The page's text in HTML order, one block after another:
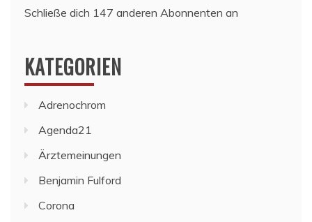
Schließe dich 147 anderen Abonnenten an
KATEGORIEN
Adrenochrom
Agenda21
Ärztemeinungen
Benjamin Fulford
Corona